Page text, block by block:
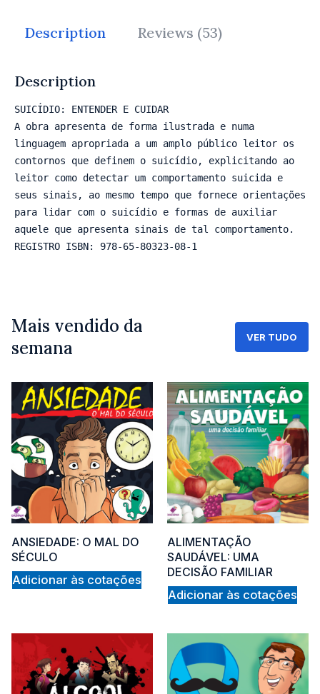
out
of
6
Description Reviews (53)
Description
SUICÍDIO: ENTENDER E CUIDAR
A obra apresenta de forma ilustrada e numa
linguagem apropriada a um amplo público leitor os
contornos que definem o suicídio, explicitando ao
leitor como detectar um comportamento suicida e
seus sinais, ao mesmo tempo que fornece orientações
para lidar com o suicídio e formas de auxiliar
aquele que apresenta sinais de tal comportamento.
REGISTRO ISBN: 978-65-80323-08-1
Mais vendido da
semana
VER TUDO
ANSIEDADE: O MAL DO
SÉCULO
Adicionar às cotações
ALIMENTAÇÃO
SAUDÁVEL: UMA
DECISÃO FAMILIAR
Adicionar às cotações